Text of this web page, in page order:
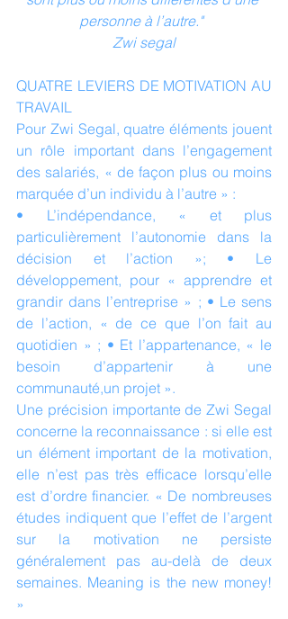
personne à l’autre."
Zwi segal
QUATRE LEVIERS DE MOTIVATION AU
TRAVAIL
Pour Zwi Segal, quatre éléments jouent
un rôle important dans l’engagement
des salariés, « de façon plus ou moins
marquée d’un individu à l’autre » :
• L’indépendance, « et plus
particulièrement l’autonomie dans la
décision et l’action »; • Le
développement, pour « apprendre et
grandir dans l’entreprise » ; • Le sens
de l’action, « de ce que l’on fait au
quotidien » ; • Et l’appartenance, « le
besoin d’appartenir à une
communauté,un projet ».
Une précision importante de Zwi Segal
concerne la reconnaissance : si elle est
un élément important de la motivation,
elle n’est pas très efficace lorsqu’elle
est d’ordre financier. « De nombreuses
études indiquent que l’effet de l’argent
sur la motivation ne persiste
généralement pas au-delà de deux
semaines. Meaning is the new money!
»